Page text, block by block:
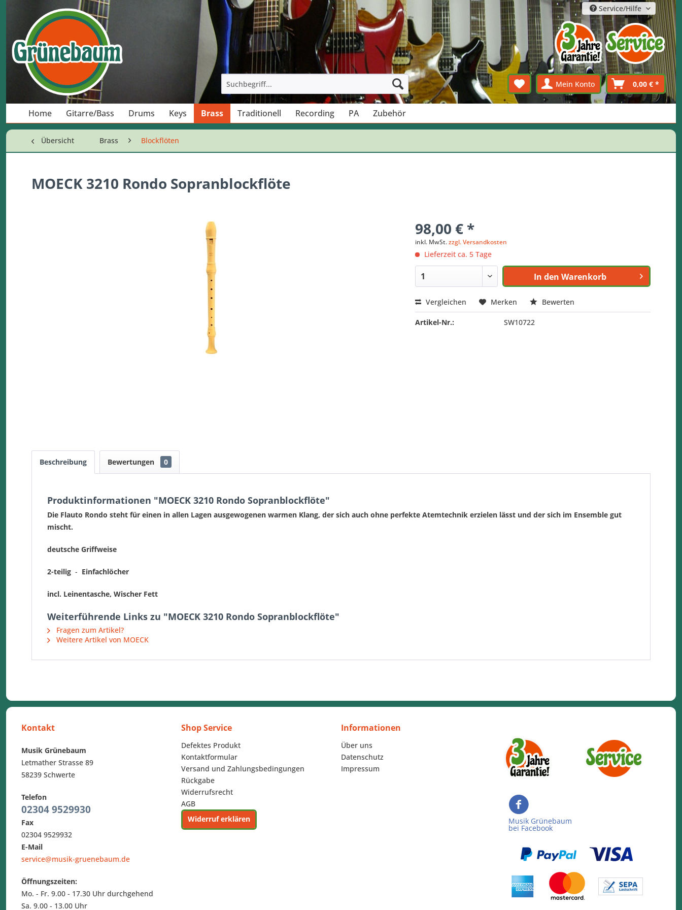
Service/Hilfe
Mein Konto 0,00 € *
Home Gitarre/Bass Drums Keys Brass Traditionell Recording PA Zubehör
Übersicht Brass Blockflöten
MOECK 3210 Rondo Sopranblockflöte
98,00 € *
inkl. MwSt.zzgl. Versandkosten
Lieferzeit ca. 5 Tage
In den Warenkorb
Vergleichen Merken Bewerten
Artikel-Nr.: SW10722
Beschreibung Bewertungen 0
Produktinformationen "MOECK 3210 Rondo Sopranblockflöte"
Die Flauto Rondo steht für einen in allen Lagen ausgewogenen warmen Klang, der sich auch ohne perfekte Atemtechnik erzielen lässt und der sich im Ensemble gut
mischt.
deutsche Griffweise
2-teilig - Einfachlöcher
incl. Leinentasche, Wischer Fett
Weiterführende Links zu "MOECK 3210 Rondo Sopranblockflöte"
Fragen zum Artikel?
Weitere Artikel von MOECK
Kontakt
Musik Grünebaum
Letmather Strasse 89
58239 Schwerte
Telefon
02304 9529930
Fax
02304 9529932
E-Mail
service@musik-gruenebaum.de
Öffnungszeiten:
Mo. - Fr. 9.00 - 17.30 Uhr durchgehend
Sa. 9.00 - 13.00 Uhr
Shop Service
Defektes Produkt
Kontaktformular
Versand und Zahlungsbedingungen
Rückgabe
Widerrufsrecht
AGB
Widerruf erklären
Informationen
Über uns
Datenschutz
Impressum
Musik Grünebaum
bei Facebook